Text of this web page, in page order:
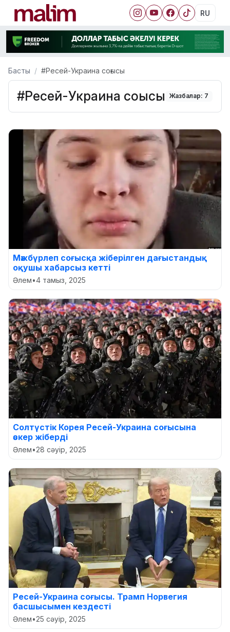
RU
Басты #Ресей-Украина соғысы
#Ресей-Украина соғысы Жазбалар: 7
Мәжбүрлеп соғысқа жіберілген дағыстандық
оқушы хабарсыз кетті
Әлем•4 тамыз, 2025
Солтүстік Корея Ресей-Украина соғысына
әскер жіберді
Әлем•28 сәуір, 2025
Ресей-Украина соғысы. Трамп Норвегия
басшысымен кездесті
Әлем•25 сәуір, 2025